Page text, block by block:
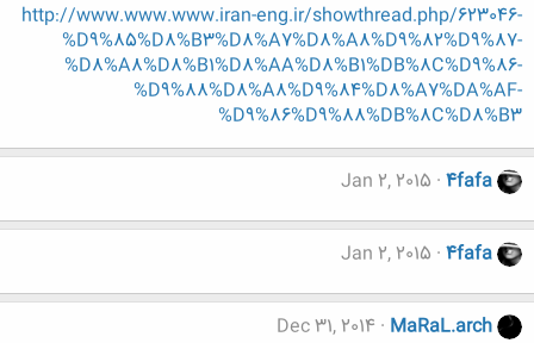
http://www.www.www.iran-eng.ir/showthread.php/623046-
%D9%85%D8%B3%D8%A7%D8%A8%D9%82%D9%87-
%D8%A8%D8%B1%D8%AA%D8%B1%DB%8C%D9%86-
%D9%88%D8%A8%D9%84%D8%A7%DA%AF-
%D9%86%D9%88%DB%8C%D8%B3
4fafa
Jan 2, 2015
4fafa
Jan 2, 2015
MaRaL.arch
Dec 31, 2014